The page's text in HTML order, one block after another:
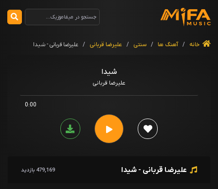
خانه / آهنگ ها / سنتی / علیرضا قربانی / علیرضا قربانی - شیدا
شیدا
علیرضا قربانی
0:00
علیرضا قربانی - شیدا 479,169 بازدید